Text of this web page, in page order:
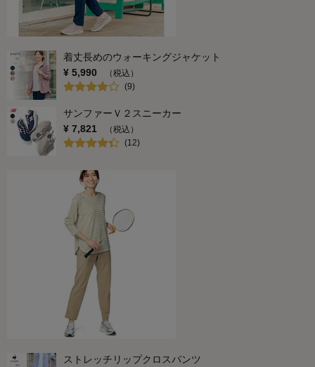
着丈長めのウォーキングジャケット
¥ 5,990
（税込）
(9)
サンファーＶ２スニーカー
¥ 7,821
（税込）
(12)
ストレッチリップクロスパンツ